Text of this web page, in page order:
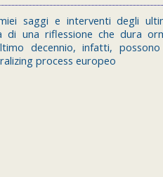
saggi e interventi degli
di una riflessione che dura
decennio, infatti,
process europeo